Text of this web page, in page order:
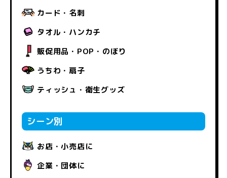
カード・名刺
タオル・ハンカチ
販促用品・POP・のぼり
うちわ・扇子
ティッシュ・衛生グッズ
シーン別
お店・小売店に
企業・団体に